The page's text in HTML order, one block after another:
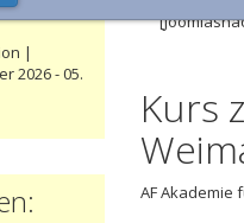
Kurs
AFAkademie
|
2026 - 05.